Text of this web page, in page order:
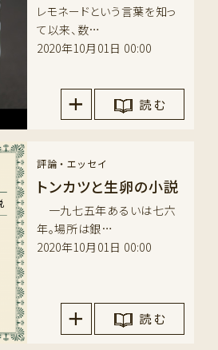
レモネードという言葉を知っ
て以来、数…
2020年10月01日 00:00
読 む
評論・エッセイ
トンカツと生卵の小説
一九七五年あるいは七六
年。場所は銀…
2020年10月01日 00:00
読 む